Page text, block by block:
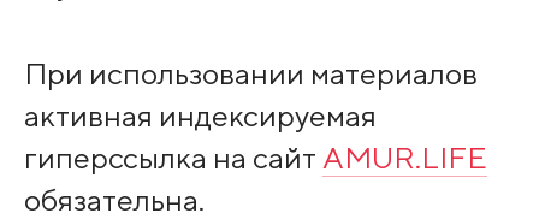
При использовании материалов
активная индексируемая
гиперссылка на сайт AMUR.LIFE
обязательна.